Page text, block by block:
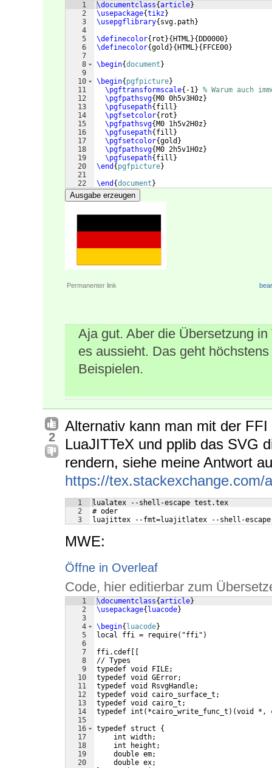
1
2
3
4
5
6
7
8
9
10
11
12
13
14
15
16
17
18
19
20
21
22
\documentclass{article}
\usepackage{tikz}
\usepgflibrary{ svg.path}
\definecolor{ rot }{ HTML}{ DD0000}
\definecolor{gold }{ HTML}{ FFCE00}
\begin{document }
\begin{ pgfpicture}
\pgftransformscale{ -1} % Warum auch
\pgfpathsvg{ M0 0h5v3H0z}
\pgfusepath{ fill }
\pgfsetcolor{ rot }
\pgfpathsvg{ M0 1h5v2H0z}
\pgfusepath{ fill }
\pgfsetcolor{gold }
\pgfpathsvg{ M0 2h5v1H0z}
\pgfusepath{ fill }
\end { pgfpicture}
\end {document }
Ausgabe erzeugen
Permanenter link
Aja gut. Aber die Übersetzung
es aussieht. Das geht
Beispielen.
2
Alternativ kann man mit der
LuaJITTeX und pplib das SVG
rendern, siehe meine Antwort
https://tex.stackexchange.com/
1
2
3
lualatex --shell-escape test.tex
# oder
luajittex --fmt=luajitlatex --shell-
MWE:
Öffne in Overleaf
Code, hier editierbar zum
1
2
3
4
5
6
7
8
9
10
11
12
13
14
15
16
17
18
19
20
\documentclass{article}
\usepackage{ luacode}
\begin{ luacode}
local ffi = require( "ffi" )
ffi.cdef
// Types
typedef void FILE;
typedef void GError;
typedef void RsvgHandle;
typedef void cairo_surface_t;
typedef void cairo_t;
typedef int ( *cairo_write_func_t ) (void *,
typedef struct {
    int width;
    int height;
    double em;
    double ex;